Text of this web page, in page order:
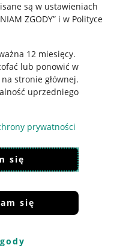
są w ustawieniach
ZGODY” i w Polityce
12 miesięcy.
lub ponowić w
na stronie głównej.
uprzedniego
prywatności
się
się
regulaminu